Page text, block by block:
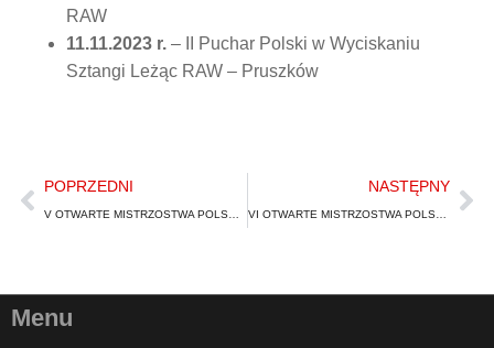
RAW
11.11.2023 r. – II Puchar Polski w Wyciskaniu
Sztangi Leżąc RAW – Pruszków
POPRZEDNI NASTĘPNY
VI OTWARTE MISTRZOSTWA POLSKI W WYCISKANIU SZTANGI LEŻĄC RAW I EQ FEDERACJI WPC POLSKA & IX MISTRZOSTWA POLSKI SŁUŻB MUNDUROWYCH W WYCISKANIU SZTANGI LEŻĄC RAW
Menu